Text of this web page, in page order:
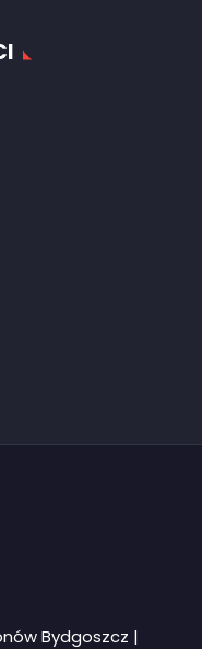
Bydgoszcz |